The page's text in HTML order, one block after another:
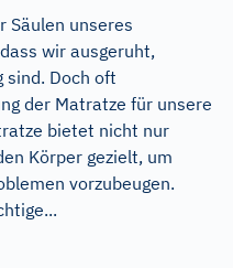
Säulen unseres
wir ausgeruht,
sind. Doch oft
der Matratze für unsere
bietet nicht nur
Körper gezielt, um
vorzubeugen.